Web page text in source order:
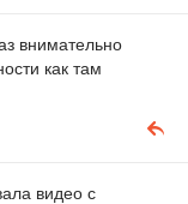
внимательно
как там
видео с